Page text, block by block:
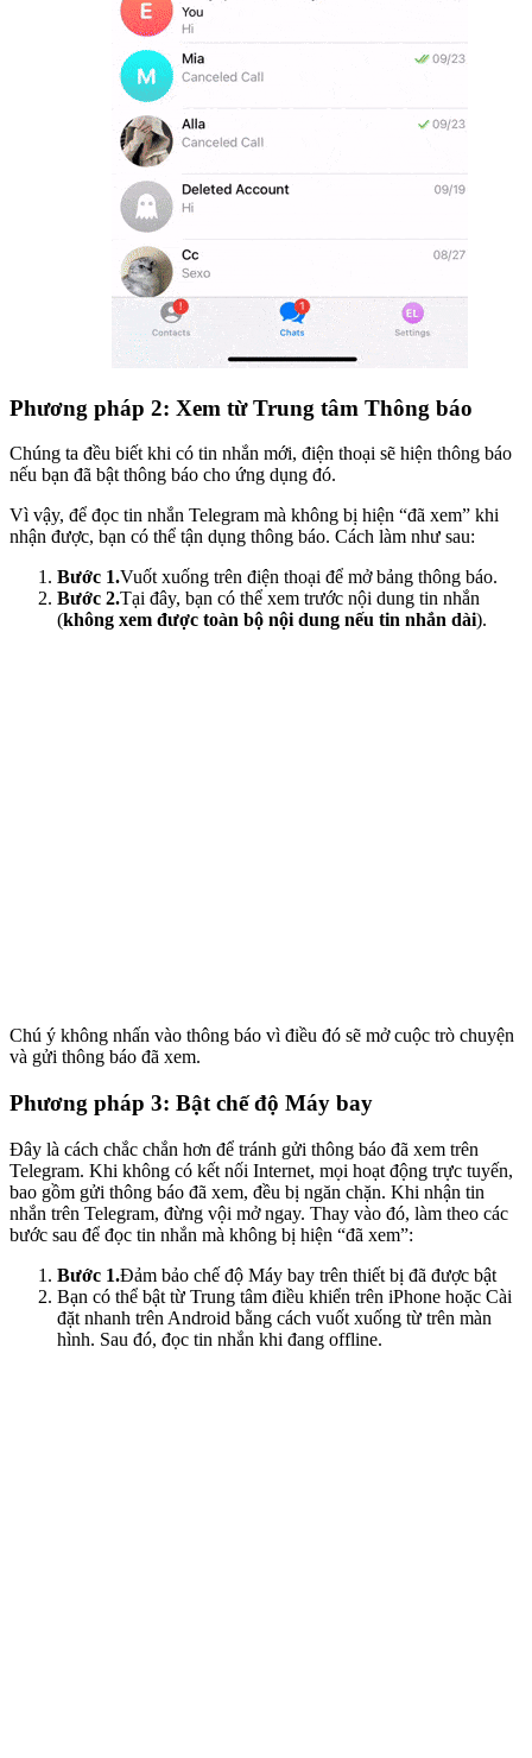
Phương pháp 2: Xem từ Trung tâm Thông báo
Chúng ta đều biết khi có tin nhắn mới, điện thoại sẽ hiện thông báo
nếu bạn đã bật thông báo cho ứng dụng đó.
Vì vậy, để đọc tin nhắn Telegram mà không bị hiện “đã xem” khi
nhận được, bạn có thể tận dụng thông báo. Cách làm như sau:
Bước 1.Vuốt xuống trên điện thoại để mở bảng thông báo.
Bước 2.Tại đây, bạn có thể xem trước nội dung tin nhắn
(không xem được toàn bộ nội dung nếu tin nhắn dài).
Chú ý không nhấn vào thông báo vì điều đó sẽ mở cuộc trò chuyện
và gửi thông báo đã xem.
Phương pháp 3: Bật chế độ Máy bay
Đây là cách chắc chắn hơn để tránh gửi thông báo đã xem trên
Telegram. Khi không có kết nối Internet, mọi hoạt động trực tuyến,
bao gồm gửi thông báo đã xem, đều bị ngăn chặn. Khi nhận tin
nhắn trên Telegram, đừng vội mở ngay. Thay vào đó, làm theo các
bước sau để đọc tin nhắn mà không bị hiện “đã xem”:
Bước 1.Đảm bảo chế độ Máy bay trên thiết bị đã được bật
Bạn có thể bật từ Trung tâm điều khiển trên iPhone hoặc Cài
đặt nhanh trên Android bằng cách vuốt xuống từ trên màn
hình. Sau đó, đọc tin nhắn khi đang offline.